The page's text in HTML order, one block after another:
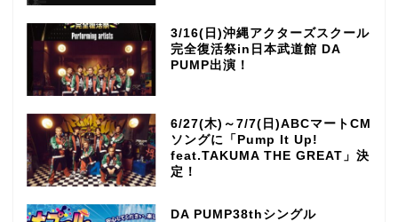
3/16(日)沖縄アクターズスクール
完全復活祭in日本武道館 DA
PUMP出演！
6/27(木)～7/7(日)ABCマートCM
ソングに「Pump It Up!
feat.TAKUMA THE GREAT」決
定！
DA PUMP38thシングル